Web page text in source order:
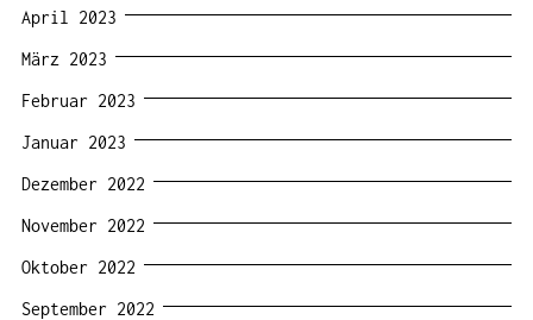
April 2023
März 2023
Februar 2023
Januar 2023
Dezember 2022
November 2022
Oktober 2022
September 2022